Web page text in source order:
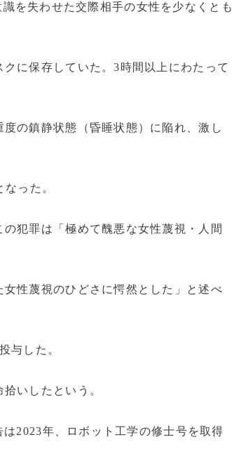
を失わせた交際相手の女性を少なくとも
に保存していた。3時間以上にわたって
の鎮静状態（昏睡状態）に陥れ、激し
った。
犯罪は「極めて醜悪な女性蔑視・人間
性蔑視のひどさに愕然とした」と述べ
与した。
いしたという。
2023年、ロボット工学の修士号を取得